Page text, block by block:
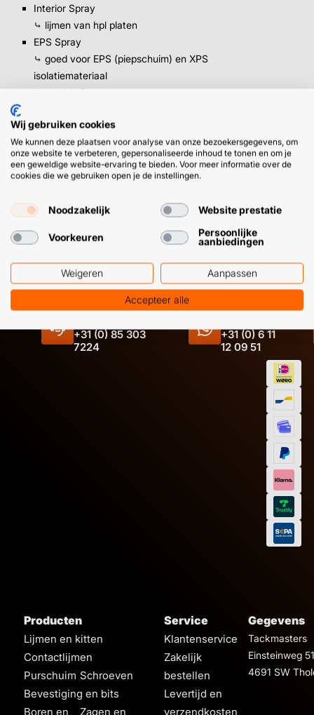
Interior Spray
⤷ lijmen van hpl platen
EPS Spray
⤷ goed voor EPS (piepschuim) en XPS
isolatiemateriaal
Insulation Spray
➜Kies online de beste spuitlijm voor je klus. En kom je er
niet uit? Bel/bericht ons voor het juiste lijmadvies.
HULP OF ADVIES NODIG?
+31 (0) 85 303
7224
+31 (0) 6 11
12 09 51
BETAAL
Producten
Lijmen en kitten
Contactlijmen
Purschuim Schroeven
Bevestiging en bits
Boren en
Zagen en
Service
Klantenservice
Zakelijk
bestellen
Levertijd en
verzendkosten
Gegevens
Tackmasters
Einsteinweg 51
4691 SW
Wij gebruiken cookies
We kunnen deze plaatsen voor analyse van onze bezoekersgegevens, om
onze website te verbeteren, gepersonaliseerde inhoud te tonen en om je
een geweldige website-ervaring te bieden. Voor meer informatie over de
cookies die we gebruiken open je de instellingen.
Noodzakelijk Website prestatie
Voorkeuren
Persoonlijke
aanbiedingen
Weigeren Aanpassen
Accepteer alle